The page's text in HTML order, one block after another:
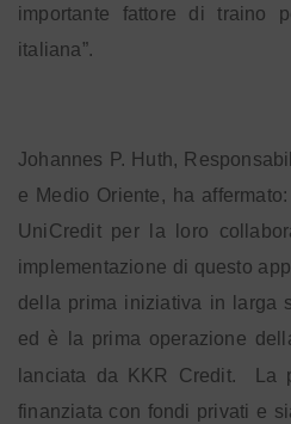
importante fattore di traino
italiana”.
Johannes P. Huth,
e Medio Oriente, ha
UniCredit per la loro
implementazione di questo
della prima iniziativa in larga
ed è la prima operazione
lanciata da KKR Credit.
La
finanziata con fondi privati e